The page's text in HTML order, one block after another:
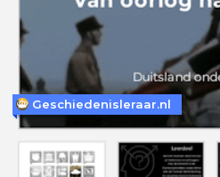
Geschiedenisleraar.nl